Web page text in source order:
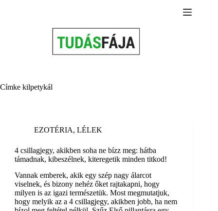
Címke kilpetykál
EZOTÉRIA, LÉLEK
4 csillagjegy, akikben soha ne bízz meg: hátba
támadnak, kibeszélnek, kiteregetik minden titkod!
Vannak emberek, akik egy szép nagy álarcot
viselnek, és bizony nehéz őket rajtakapni, hogy
milyen is az igazi természetük. Most megmutatjuk,
hogy melyik az a 4 csillagjegy, akikben jobb, ha nem